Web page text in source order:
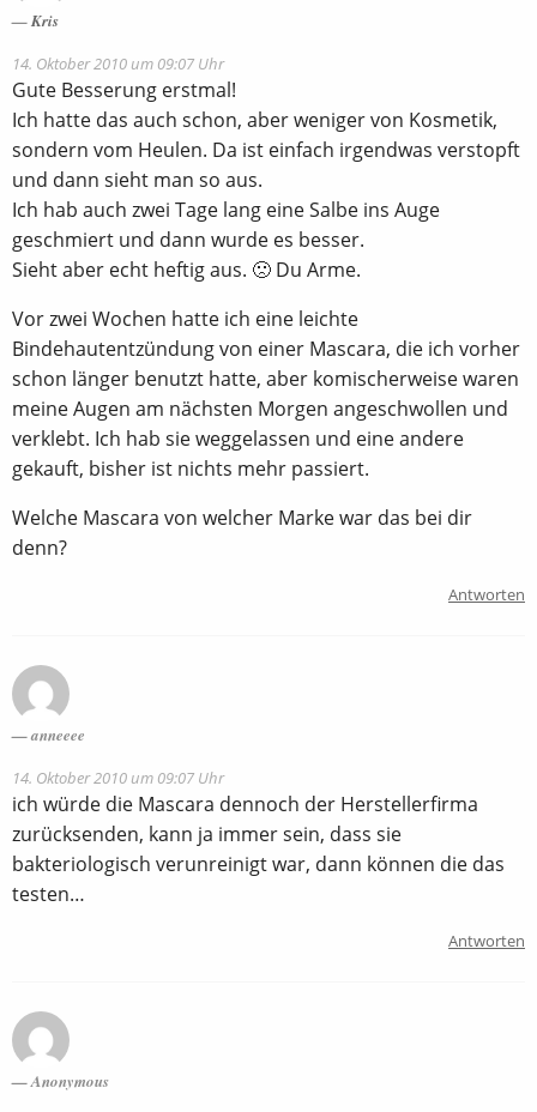
Kris
14. Oktober 2010 um 09:07 Uhr
Gute Besserung erstmal!
Ich hatte das auch schon, aber weniger von Kosmetik,
sondern vom Heulen. Da ist einfach irgendwas verstopft
und dann sieht man so aus.
Ich hab auch zwei Tage lang eine Salbe ins Auge
geschmiert und dann wurde es besser.
Sieht aber echt heftig aus. 🙁 Du Arme.
Vor zwei Wochen hatte ich eine leichte
Bindehautentzündung von einer Mascara, die ich vorher
schon länger benutzt hatte, aber komischerweise waren
meine Augen am nächsten Morgen angeschwollen und
verklebt. Ich hab sie weggelassen und eine andere
gekauft, bisher ist nichts mehr passiert.
Welche Mascara von welcher Marke war das bei dir
denn?
Antworten
anneeee
14. Oktober 2010 um 09:07 Uhr
ich würde die Mascara dennoch der Herstellerfirma
zurücksenden, kann ja immer sein, dass sie
bakteriologisch verunreinigt war, dann können die das
testen…
Antworten
Anonymous